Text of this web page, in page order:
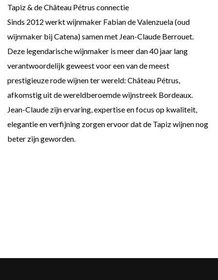
Tapiz & de Château Pétrus connectie
Sinds 2012 werkt wijnmaker Fabian de Valenzuela (oud
wijnmaker bij Catena) samen met Jean-Claude Berrouet.
Deze legendarische wijnmaker is meer dan 40 jaar lang
verantwoordelijk geweest voor een van de meest
prestigieuze rode wijnen ter wereld: Château Pétrus,
afkomstig uit de wereldberoemde wijnstreek Bordeaux.
Jean-Claude zijn ervaring, expertise en focus op kwaliteit,
elegantie en verfijning zorgen ervoor dat de Tapiz wijnen nog
beter zijn geworden.